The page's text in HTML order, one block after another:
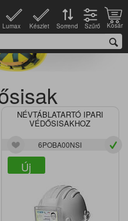
Lumax Készlet Sorrend Szűrő Kosár
NÉVTÁBLATARTÓ IPARI
VÉDŐSISAKHOZ
6POBA00NSI
Új